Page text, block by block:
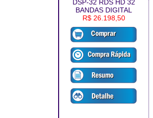
DSP-32 RDS HD 32
BANDAS DIGITAL
R$ 26.198,50